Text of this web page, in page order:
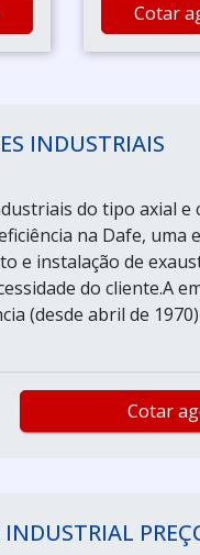
Cotar
INDUSTRIAIS
do tipo axial
na Dafe, uma
e instalação de
do cliente.A
(desde abril de
Cotar
INDUSTRIAL